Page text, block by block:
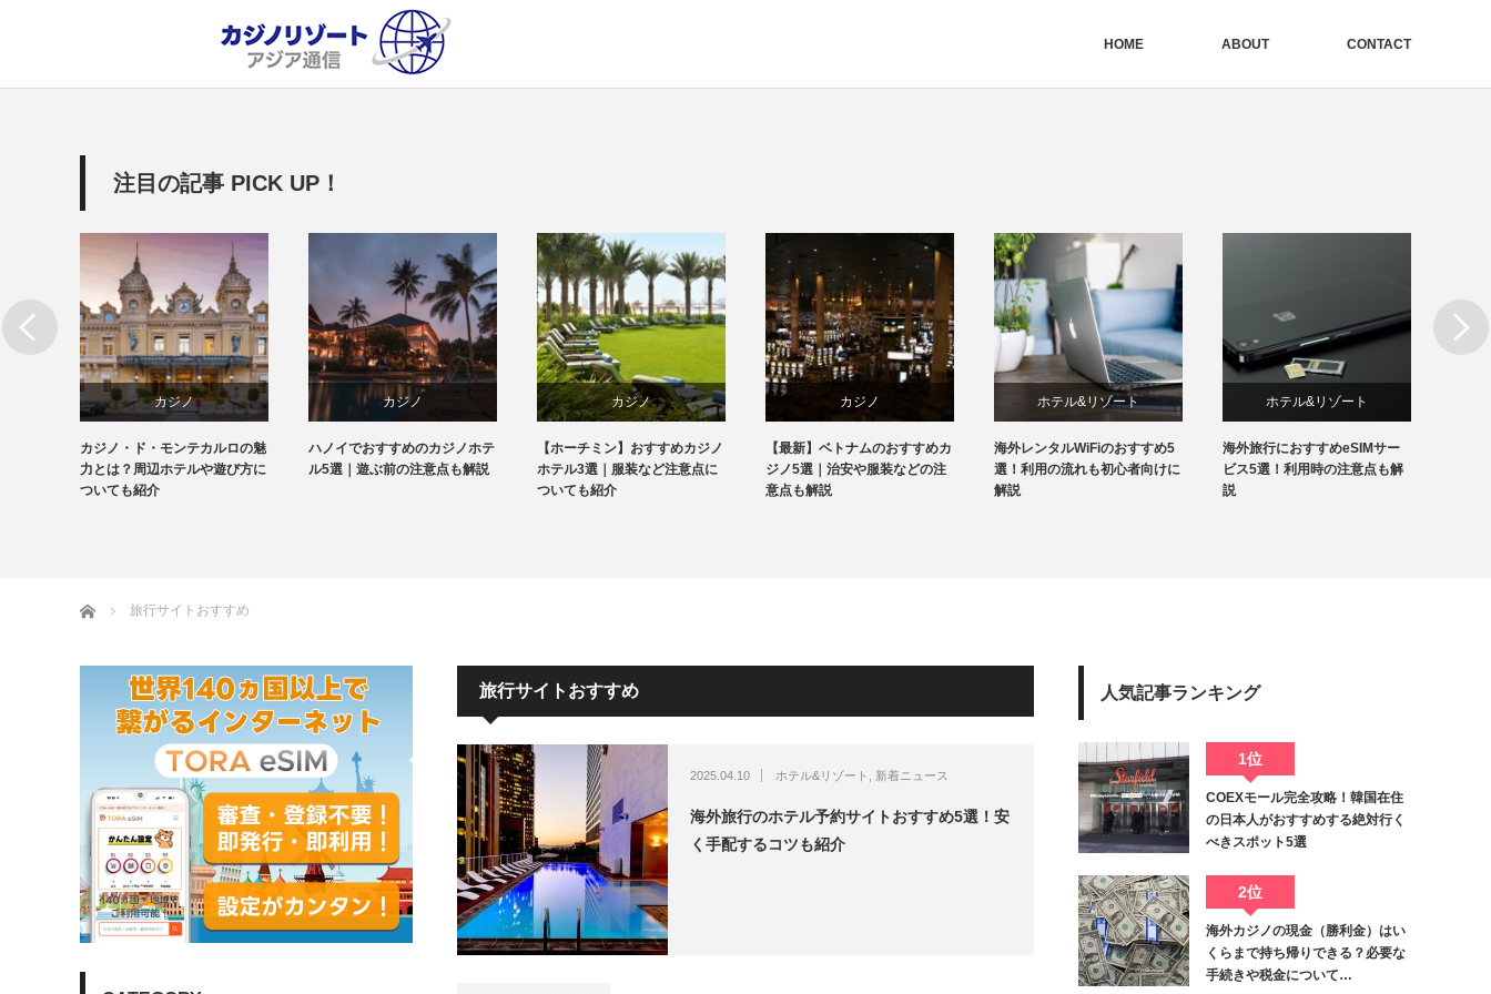
HOME ABOUT CONTACT
注目の記事 PICK UP！
カジノ
ホテル&リゾート
カジノ・ド・モンテカルロの魅
力とは？周辺ホテルや遊び方に
ついても紹介
カジノ
ベトナム
ハノイでおすすめのカジノホテ
ル5選｜遊ぶ前の注意点も解説
カジノ
ベトナム
【ホーチミン】おすすめカジノ
ホテル3選｜服装など注意点に
ついても紹介
カジノ
ベトナム
【最新】ベトナムのおすすめカ
ジノ5選｜治安や服装などの注
意点も解説
ホテル&リゾート
新着ニュース
海外レンタルWiFiのおすすめ5
選！利用の流れも初心者向けに
解説
ホテル&リゾート
新着ニュース
海外旅行におすすめeSIMサー
ビス5選！利用時の注意点も解
説
ホーム 旅行サイトおすすめ
旅行サイトおすすめ
2025.04.10 ホテル&リゾート 新着ニュース
海外旅行のホテル予約サイトおすすめ5選！安
く手配するコツも紹介
人気記事ランキング
1位
COEXモール完全攻略！韓国在住
の日本人がおすすめする絶対行く
べきスポット5選
2位
海外カジノの現金（勝利金）はい
くらまで持ち帰りできる？必要な
手続きや税金について…